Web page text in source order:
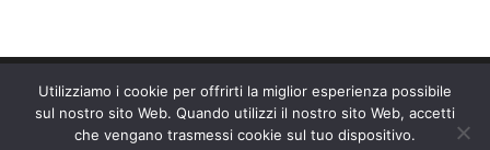
© 2026 • All Rights Reserved •Privacy Policy
Utilizziamo i cookie per offrirti la miglior esperienza possibile
sul nostro sito Web. Quando utilizzi il nostro sito Web, accetti
che vengano trasmessi cookie sul tuo dispositivo.